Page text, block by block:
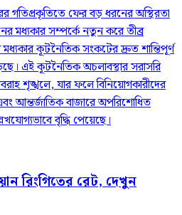
গতিপ্রকৃতিতে ফের বড় ধরনের অস্থিরতা
মধ্যকার সম্পর্কে নতুন করে তীব্র
কূটনৈতিক সংকটের দ্রুত শান্তিপূর্ণ
এই কূটনৈতিক অচলাবস্থার সরাসরি
শৃঙ্খলে, যার ফলে বিনিয়োগকারীদের
আন্তর্জাতিক বাজারে অপরিশোধিত
বৃদ্ধি পেয়েছে।
রিংগিতের রেট, দেখুন